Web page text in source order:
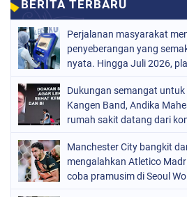
Perjalanan masyarakat
penyeberangan yang
nyata. Hingga Juli 2026,
persen
Dukungan semangat
Kangen Band, Andika
rumah sakit datang dari
saat manggung di The
sembuh kawan
manggung lagi," jelas Praz
Manchester City bangkit
mengalahkan Atletico
coba pramusim di Seoul